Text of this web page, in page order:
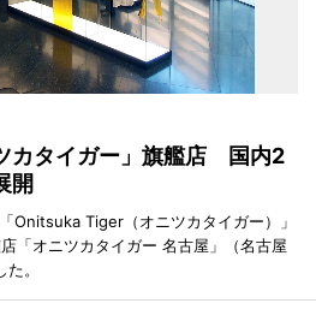
カタイガー」旗艦店 国内2
開
Onitsuka Tiger（オニツカタイガー）」
「オニツカタイガー 名古屋」（名古屋
。